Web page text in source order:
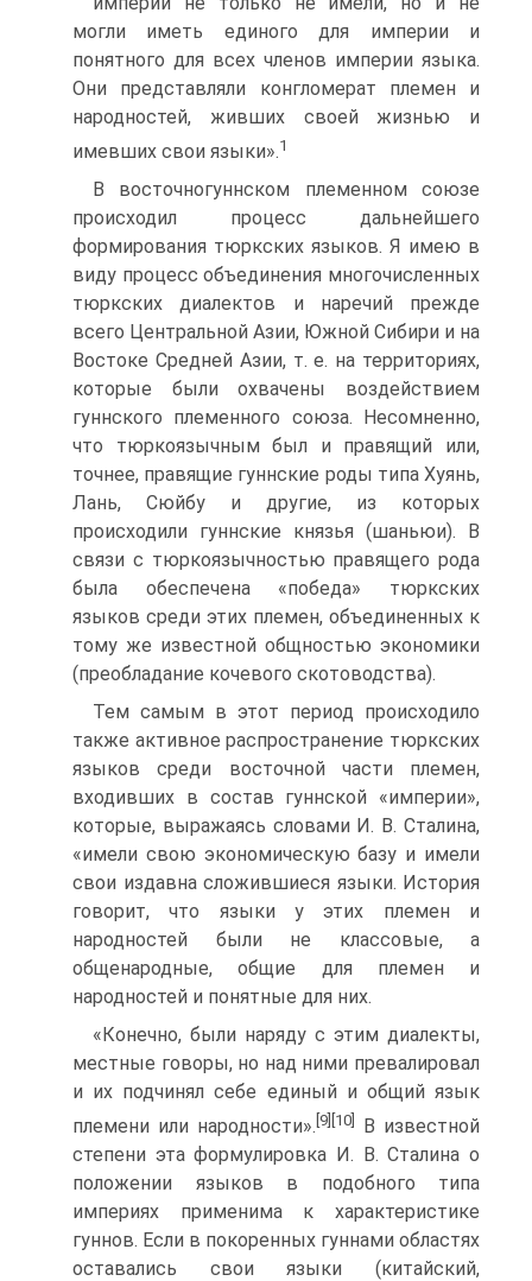
могли иметь единого для империи и
понятного для всех членов империи языка.
Они представляли конгломерат племен и
народностей, живших своей жизнью и
имевших свои языки».1
В восточногуннском племенном союзе
происходил процесс дальнейшего
формирования тюркских языков. Я имею в
виду процесс объединения многочисленных
тюркских диалектов и наречий прежде
всего Центральной Азии, Южной Сибири и на
Востоке Средней Азии, т. е. на территориях,
которые были охвачены воздействием
гуннского племенного союза. Не­сомненно,
что тюркоязычным был и правящий или,
точнее, правящие гуннские роды типа Хуянь,
Лань, Сюйбу и дру­гие, из которых
происходили гуннские князья (шаньюи). В
связи с тюркоязычностью правящего рода
была обеспечена «победа» тюркских
языков среди этих племен, объединенных к
тому же известной общностью экономики
(преобладание кочевого скотоводства).
Тем самым в этот период происходило
также активное распространение тюркских
языков среди восточной части племен,
входивших в состав гуннской «империи»,
которые, выражаясь словами И. В. Сталина,
«имели свою экономиче­скую базу и имели
свои издавна сложившиеся языки. История
говорит, что языки у этих племен и
народностей были не классовые, а
общенародные, общие для племен и
народностей и понятные для них.
«Конечно, были наряду с этим диалекты,
местные говоры, но над ними превалировал
и их подчинял себе единый и общий язык
племени или народности». [9] [10]
В известной
степени эта формулировка И. В. Сталина о
положении языков в подобного типа
империях применима к характеристике
гуннов. Если в покоренных гуннами областях
оставались свои языки (китай­ский,